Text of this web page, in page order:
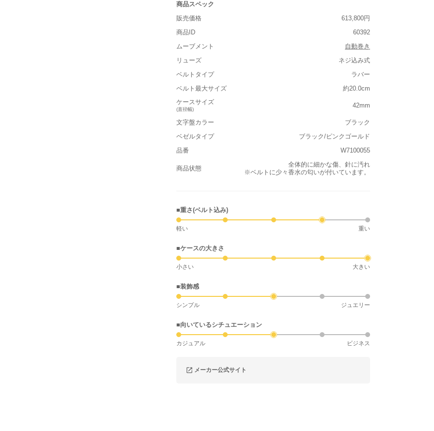
商品スペック
販売価格
613,800円
商品ID
60392
ムーブメント
自動巻き
リューズ
ネジ込み式
ベルトタイプ
ラバー
ベルト最大サイズ
約20.0cm
ケースサイズ
(直径幅)
42mm
文字盤カラー
ブラック
ベゼルタイプ
ブラック/ピンクゴールド
品番
W7100055
商品状態
全体的に細かな傷、針に汚れ
※ベルトに少々香水の匂いが付いています。
■重さ(ベルト込み)
軽い 重い
■ケースの大きさ
小さい 大きい
■装飾感
シンプル ジュエリー
■向いているシチュエーション
カジュアル ビジネス
メーカー公式サイト